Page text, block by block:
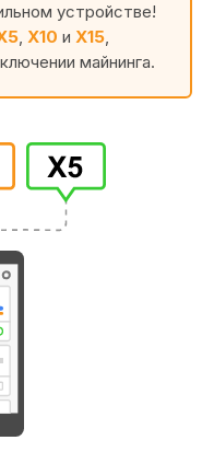
устройстве!
X10 и X15
майнинга.